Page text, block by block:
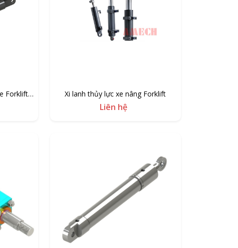
Forklift
Xi lanh thủy lực xe nâng Forklift
Liên hệ